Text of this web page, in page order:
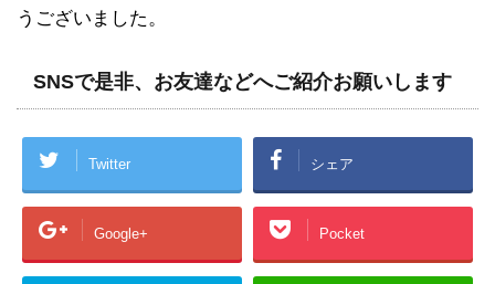
うございました。
SNSで是非、お友達などへご紹介お願いします
Twitter シェア
Google+ Pocket